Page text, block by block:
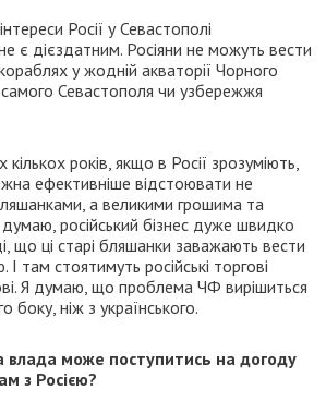
Росії у Севастополі
є дієздатним. Росіяни не можуть вести
у жодній акваторії Чорного
Севастополя чи узбережжя
років, якщо в Росії зрозуміють,
ефективніше відстоювати не
а великими грошима та
російський бізнес дуже швидко
що ці старі бляшанки заважають вести
І там стоятимуть російські торгові
Я думаю, що проблема ЧФ вирішиться
боку, ніж з українського.
влада може поступитись на догоду
з Росією?